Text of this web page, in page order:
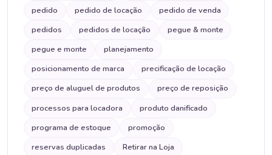
pedido
pedido de locação
pedido de venda
pedidos
pedidos de locação
pegue & monte
pegue e monte
planejamento
posicionamento de marca
precificação de locação
preço de aluguel de produtos
preço de reposição
processos para locadora
produto danificado
programa de estoque
promoção
reservas duplicadas
Retirar na Loja